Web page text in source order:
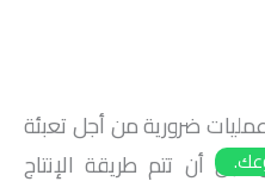
تتكون عمليات المصنع من 6 عمليات ضرورية من أجل تعبئة
أن تتم طريقة الإنتاج